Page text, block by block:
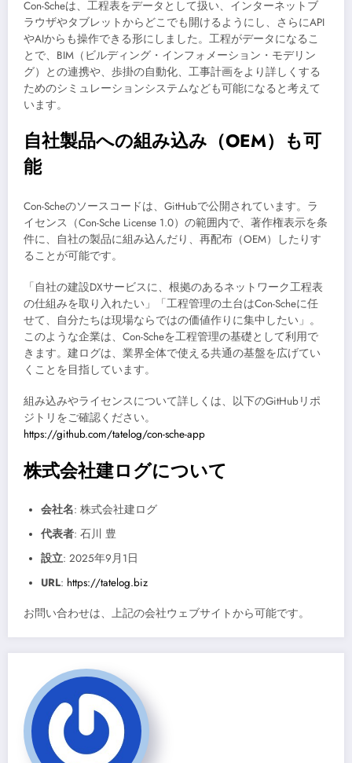
Con-Scheは、工程表をデータとして扱い、インターネットブ
ラウザやタブレットからどこでも開けるようにし、さらにAPI
やAIからも操作できる形にしました。工程がデータになるこ
とで、BIM（ビルディング・インフォメーション・モデリン
グ）との連携や、歩掛の自動化、工事計画をより詳しくする
ためのシミュレーションシステムなども可能になると考えて
います。
自社製品への組み込み（OEM）も可
能
Con-Scheのソースコードは、GitHubで公開されています。ラ
イセンス（Con-Sche License 1.0）の範囲内で、著作権表示を条
件に、自社の製品に組み込んだり、再配布（OEM）したりす
ることが可能です。
「自社の建設DXサービスに、根拠のあるネットワーク工程表
の仕組みを取り入れたい」「工程管理の土台はCon-Scheに任
せて、自分たちは現場ならではの価値作りに集中したい」。
このような企業は、Con-Scheを工程管理の基礎として利用で
きます。建ログは、業界全体で使える共通の基盤を広げてい
くことを目指しています。
組み込みやライセンスについて詳しくは、以下のGitHubリポ
ジトリをご確認ください。
https://github.com/tatelog/con-sche-app
株式会社建ログについて
会社名: 株式会社建ログ
代表者: 石川 豊
設立: 2025年9月1日
URL: https://tatelog.biz
お問い合わせは、上記の会社ウェブサイトから可能です。